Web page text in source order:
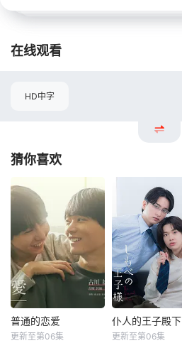
在线观看
HD中字
猜你喜欢
普通的恋爱
更新至第06集
仆人的王子殿下
更新至第06集